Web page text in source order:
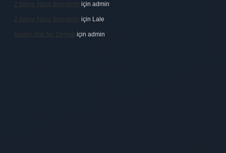
2 Belge Nasıl Birleştirilir için admin
2 Belge Nasıl Birleştirilir için Lale
Baskın Alel Ne Demek için admin